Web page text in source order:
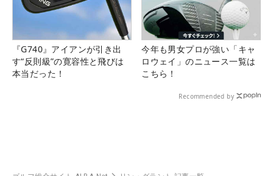
『G740』アイアンが引き出
す“反則級”の寛容性と飛びは
本当だった！
今年も男女プロが強い「キャ
ロウェイ」のニュース一覧は
こちら！
Recommended by